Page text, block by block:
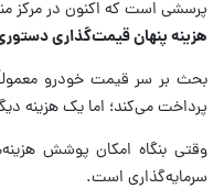
پرسشی است که اکنون در مرکز
هزینه پنهان قیمت‌گذاری
بحث بر سر قیمت خودرو
پرداخت می‌کند؛ اما یک هزینه
وقتی بنگاه امکان پوشش
سرمایه‌گذاری است.